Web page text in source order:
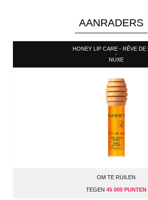
AANRADERS
HONEY LIP CARE - RÊVE DE
-
NUXE
OM TE RUILEN
TEGEN 45 000 PUNTEN